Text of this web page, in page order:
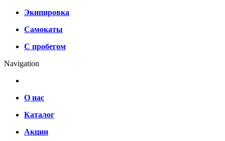
Экипировка
Самокаты
С пробегом
Navigation
О нас
Каталог
Акции